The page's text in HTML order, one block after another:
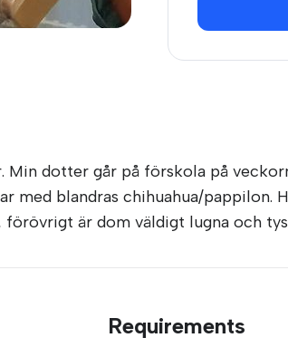
dotter går på förskola på
med blandras chihuahua/pappilon.
är dom väldigt lugna och
Requirements